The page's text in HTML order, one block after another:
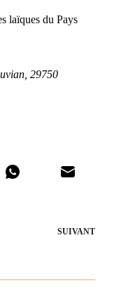
laïques du Pays
29750
SUIVANT